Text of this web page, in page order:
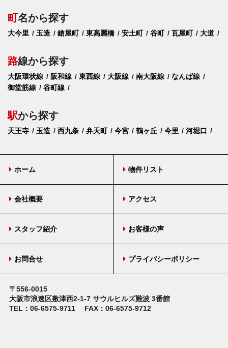
町名から探す
大今里 玉造 鎗屋町 東高麗橋 安土町 谷町 瓦屋町 大道
路線から探す
大阪環状線 阪和線 東西線 大阪線 南大阪線
なんば線
御堂筋線
谷町線
駅から探す
天王寺 玉造 西九条 弁天町 今宮 鶴ヶ丘 今里 河堀口
ホーム 物件リスト
会社概要 アクセス
スタッフ紹介 お客様の声
お問合せ プライバシーポリシー
〒556-0015
大阪市浪速区敷津西2-1-7サウルヒルズ難波 3番館
TEL：06-6575-9711
FAX：06-6575-9712